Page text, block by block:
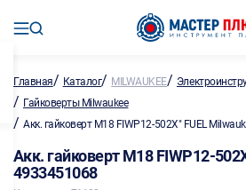
Главная/ Каталог/ MILWAUKEE/
/ Гайковерты Milwaukee
/ Акк. гайковерт M18 FIWP12-502X" FUEL
Акк. гайковерт M18 FIWP12-
4933451068